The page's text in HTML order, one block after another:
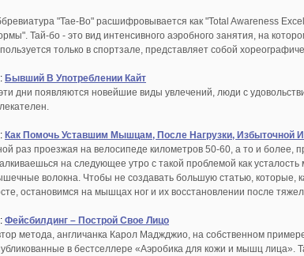
"Tae-Bo" расшифровывается как "Total Awareness
Тай-бо - это вид интенсивного аэробного занятия, на
только в спортзале, представляет собой
Бывший В Употреблении Кайт
дни появляются новейшие виды увлечений, люди с
Как Помочь Уставшим Мышцам, После Нагрузки, Избыточной
раз проезжая на велосипеде километров 50-60, а то и более,
на следующее утро с такой проблемой как
волокна. Чтобы не создавать большую статью, которые,
остановимся на мышцах ног и их восстановлении после
Фейсбилдинг – Построй Свое Лицо
метода, англичанка Карол Маджджио, на собственном
в бестселлере «Аэробика для кожи и мышц лица».